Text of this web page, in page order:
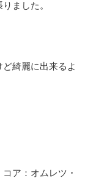
ました。
綺麗に出来るよ
ア：オムレツ・